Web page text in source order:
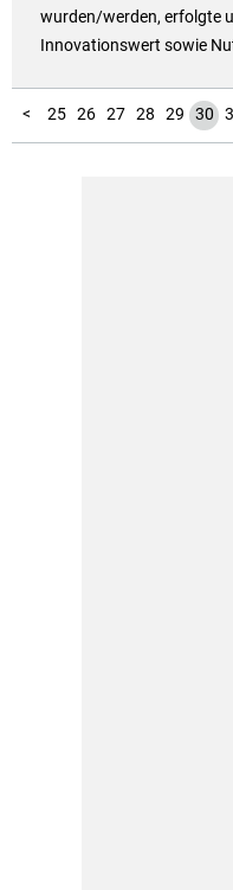
wurden/werden, erfolgte
Innovationswert sowie
<
1
2
3
4
5
6
7
8
9
10
11
12
13
14
15
16
17
18
19
20
21
22
23
24 25 26 27 28 29 30
35
36
37
38
39
40
41
42
43
44
45
46
47
48
49
50
51
52
53
54
55
56
57
58
59
60
61
62
63
64
65
66
67
68
69
70
71
72
73
74
75
76
77
78
79
80
81
82
83
84
85
86
87
88
89
90
91
92
93
94
95
96
97
98
99
100
101
102
103
104